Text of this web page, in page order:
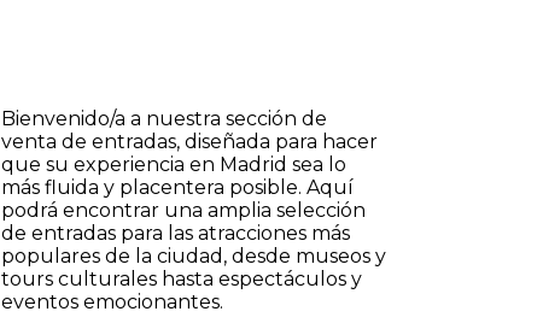
Bienvenido/a a nuestra sección de
venta de entradas, diseñada para hacer
que su experiencia en Madrid sea lo
más fluida y placentera posible. Aquí
podrá encontrar una amplia selección
de entradas para las atracciones más
populares de la ciudad, desde museos y
tours culturales hasta espectáculos y
eventos emocionantes.